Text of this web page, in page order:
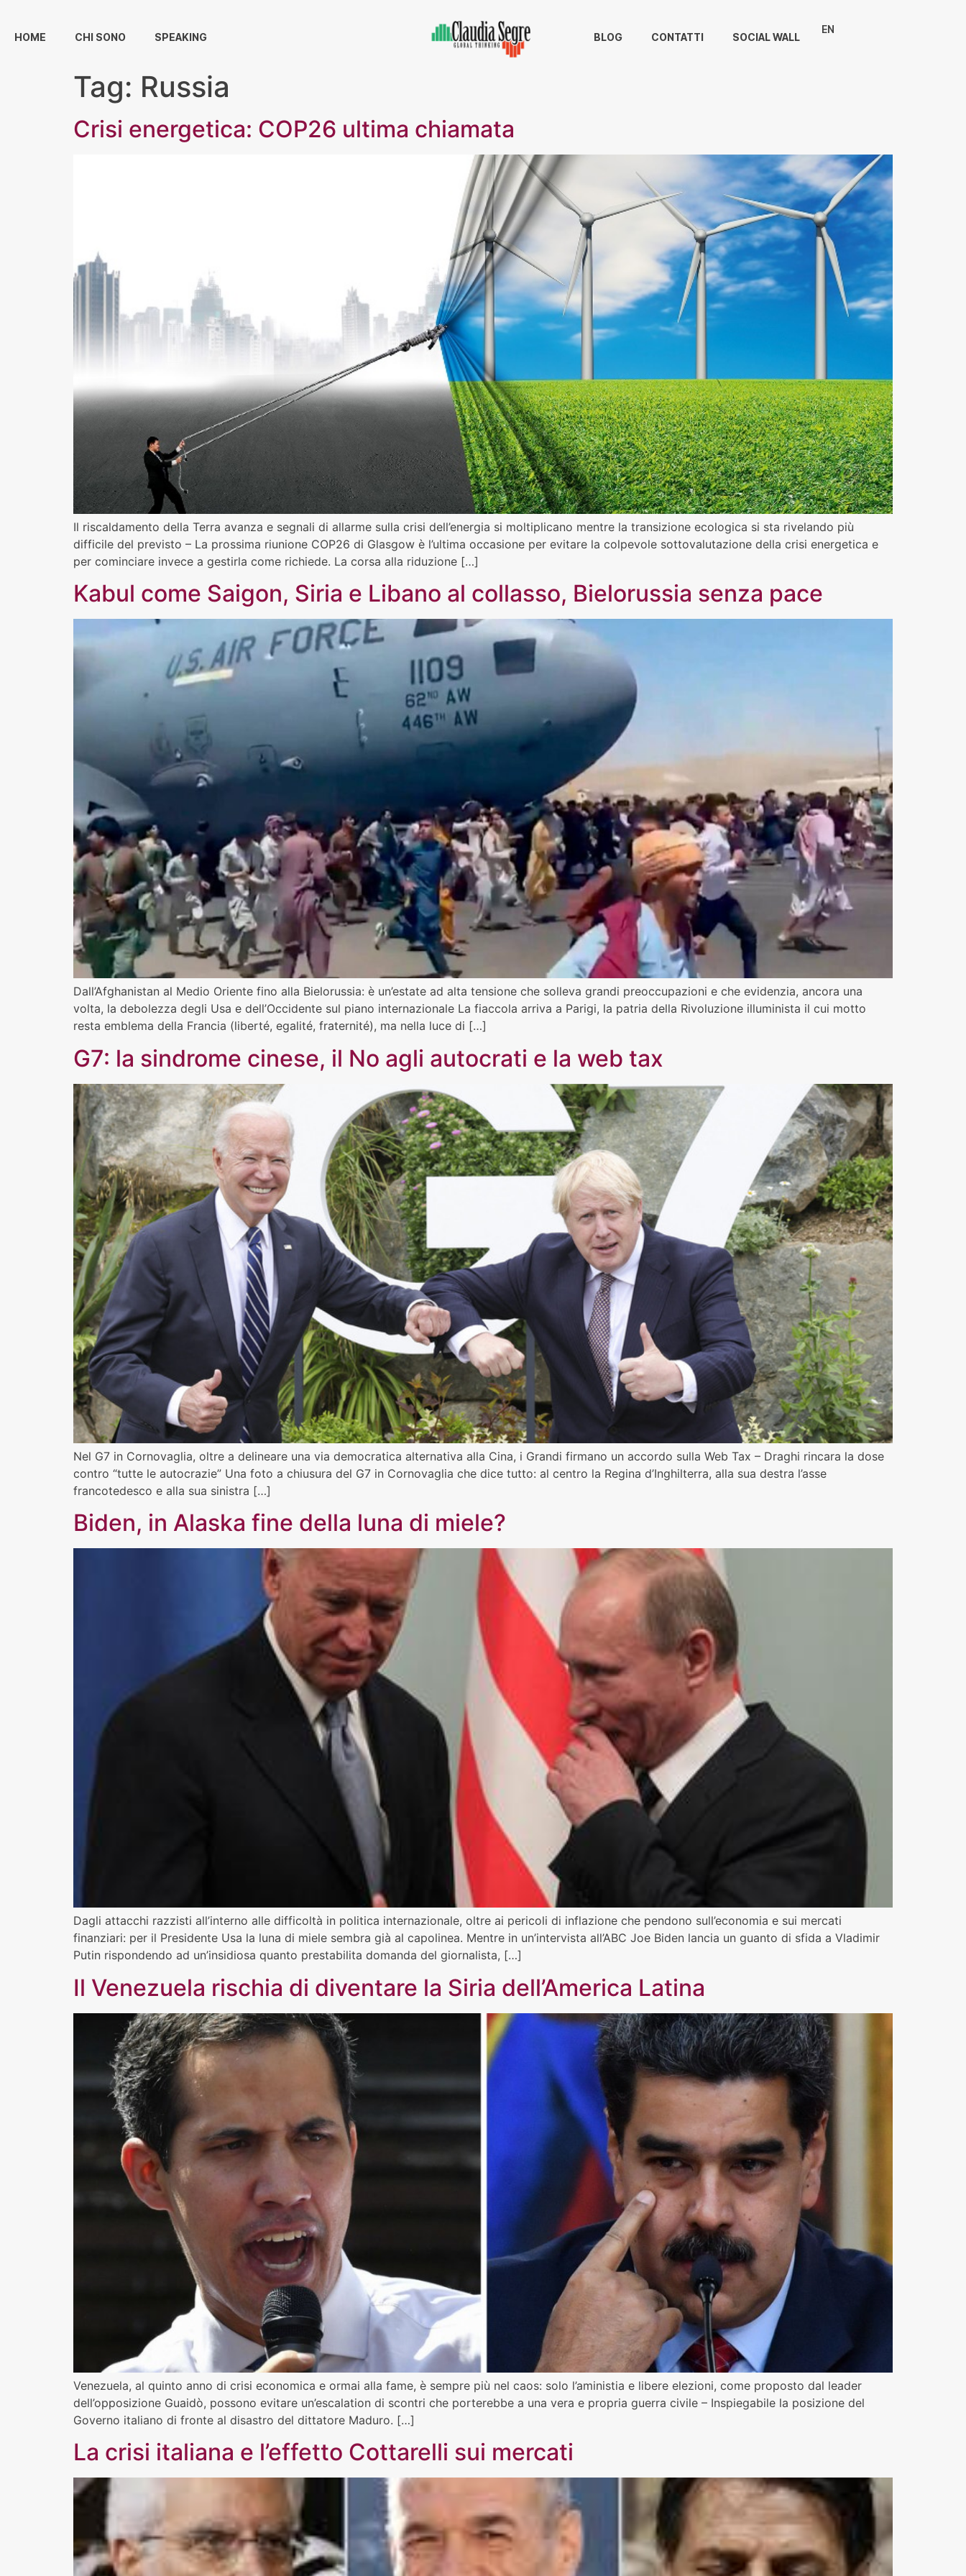
HOME CHI SONO SPEAKING BLOG CONTATTI SOCIAL WALL
EN
Tag: Russia
Crisi energetica: COP26 ultima chiamata
Il riscaldamento della Terra avanza e segnali di allarme sulla crisi dell’energia si moltiplicano mentre la transizione ecologica si sta rivelando più
difficile del previsto – La prossima riunione COP26 di Glasgow è l’ultima occasione per evitare la colpevole sottovalutazione della crisi energetica e
per cominciare invece a gestirla come richiede. La corsa alla riduzione […]
Kabul come Saigon, Siria e Libano al collasso, Bielorussia senza pace
Dall’Afghanistan al Medio Oriente fino alla Bielorussia: è un’estate ad alta tensione che solleva grandi preoccupazioni e che evidenzia, ancora una
volta, la debolezza degli Usa e dell’Occidente sul piano internazionale La fiaccola arriva a Parigi, la patria della Rivoluzione illuminista il cui motto
resta emblema della Francia (liberté, egalité, fraternité), ma nella luce di […]
G7: la sindrome cinese, il No agli autocrati e la web tax
Nel G7 in Cornovaglia, oltre a delineare una via democratica alternativa alla Cina, i Grandi firmano un accordo sulla Web Tax – Draghi rincara la dose
contro “tutte le autocrazie” Una foto a chiusura del G7 in Cornovaglia che dice tutto: al centro la Regina d’Inghilterra, alla sua destra l’asse
francotedesco e alla sua sinistra […]
Biden, in Alaska fine della luna di miele?
Dagli attacchi razzisti all’interno alle difficoltà in politica internazionale, oltre ai pericoli di inflazione che pendono sull’economia e sui mercati
finanziari: per il Presidente Usa la luna di miele sembra già al capolinea. Mentre in un’intervista all’ABC Joe Biden lancia un guanto di sfida a Vladimir
Putin rispondendo ad un’insidiosa quanto prestabilita domanda del giornalista, […]
Il Venezuela rischia di diventare la Siria dell’America Latina
Venezuela, al quinto anno di crisi economica e ormai alla fame, è sempre più nel caos: solo l’aministia e libere elezioni, come proposto dal leader
dell’opposizione Guaidò, possono evitare un’escalation di scontri che porterebbe a una vera e propria guerra civile – Inspiegabile la posizione del
Governo italiano di fronte al disastro del dittatore Maduro. […]
La crisi italiana e l’effetto Cottarelli sui mercati